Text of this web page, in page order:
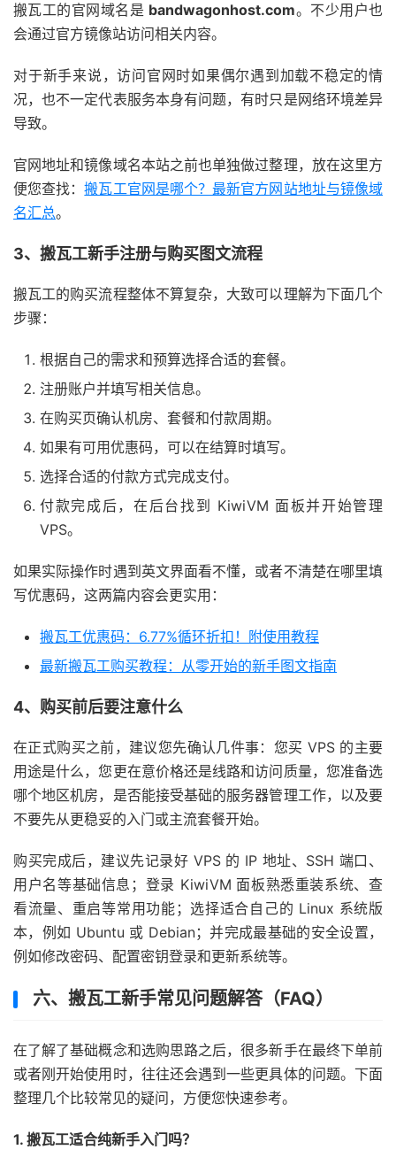
搬瓦工的官网域名是 bandwagonhost.com。不少用户也
会通过官方镜像站访问相关内容。
对于新手来说，访问官网时如果偶尔遇到加载不稳定的情
况，也不一定代表服务本身有问题，有时只是网络环境差异
导致。
官网地址和镜像域名本站之前也单独做过整理，放在这里方
便您查找：搬瓦工官网是哪个？最新官方网站地址与镜像域
名汇总。
3、搬瓦工新手注册与购买图文流程
搬瓦工的购买流程整体不算复杂，大致可以理解为下面几个
步骤：
根据自己的需求和预算选择合适的套餐。
注册账户并填写相关信息。
在购买页确认机房、套餐和付款周期。
如果有可用优惠码，可以在结算时填写。
选择合适的付款方式完成支付。
付款完成后，在后台找到 KiwiVM 面板并开始管理
VPS。
如果实际操作时遇到英文界面看不懂，或者不清楚在哪里填
写优惠码，这两篇内容会更实用：
搬瓦工优惠码：6.77%循环折扣！附使用教程
最新搬瓦工购买教程：从零开始的新手图文指南
4、购买前后要注意什么
在正式购买之前，建议您先确认几件事：您买 VPS 的主要
用途是什么，您更在意价格还是线路和访问质量，您准备选
哪个地区机房，是否能接受基础的服务器管理工作，以及要
不要先从更稳妥的入门或主流套餐开始。
购买完成后，建议先记录好 VPS 的 IP 地址、SSH 端口、
用户名等基础信息；登录 KiwiVM 面板熟悉重装系统、查
看流量、重启等常用功能；选择适合自己的 Linux 系统版
本，例如 Ubuntu 或 Debian；并完成最基础的安全设置，
例如修改密码、配置密钥登录和更新系统等。
六、搬瓦工新手常见问题解答（FAQ）
在了解了基础概念和选购思路之后，很多新手在最终下单前
或者刚开始使用时，往往还会遇到一些更具体的问题。下面
整理几个比较常见的疑问，方便您快速参考。
1. 搬瓦工适合纯新手入门吗？